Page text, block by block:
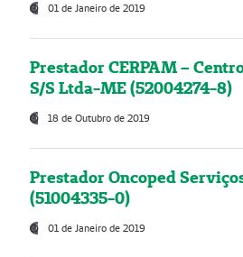
01 de Janeiro de 2019
Prestador CERPAM –
S/S Ltda-ME (52004274-8)
18 de Outubro de 2019
Prestador Oncoped
(51004335-0)
01 de Janeiro de 2019